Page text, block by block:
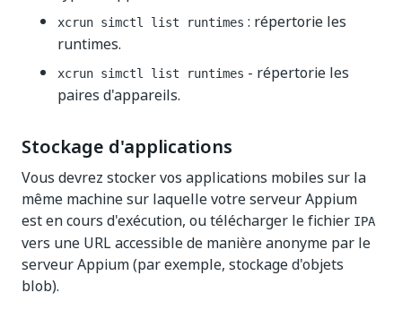
xcrun simctl list runtimes : répertorie les
runtimes.
xcrun simctl list runtimes - répertorie les
paires d'appareils.
Stockage d'applications
Vous devrez stocker vos applications mobiles sur la
même machine sur laquelle votre serveur Appium
est en cours d'exécution, ou télécharger le fichier IPA
vers une URL accessible de manière anonyme par le
serveur Appium (par exemple, stockage d'objets
blob).